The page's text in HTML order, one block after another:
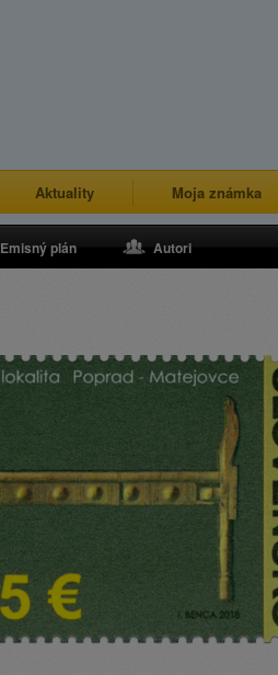
Aktuality Moja známka
Emisný plán Autori